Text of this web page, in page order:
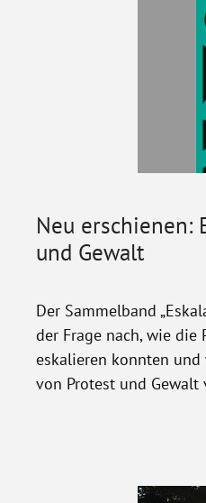
Neu erschienen:
und Gewalt
Der Sammelband
der Frage nach, wie die
eskalieren konnten und
von Protest und Gewalt